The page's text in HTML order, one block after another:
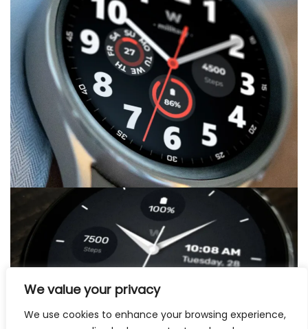
We value your privacy
We use cookies to enhance your browsing experience,